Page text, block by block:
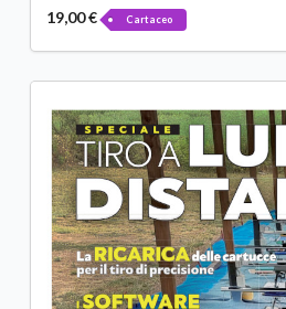
19,00 € Cartaceo